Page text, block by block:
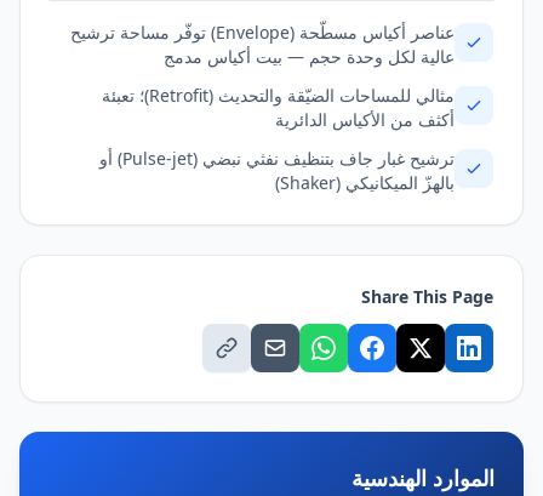
عناصر أكياس مسطّحة (Envelope) توفّر مساحة ترشيح
عالية لكل وحدة حجم — بيت أكياس مدمج
مثالي للمساحات الضيّقة والتحديث (Retrofit)؛ تعبئة
أكثف من الأكياس الدائرية
ترشيح غبار جاف بتنظيف نفثي نبضي (Pulse-jet) أو
بالهزّ الميكانيكي (Shaker)
Share This Page
الموارد الهندسية